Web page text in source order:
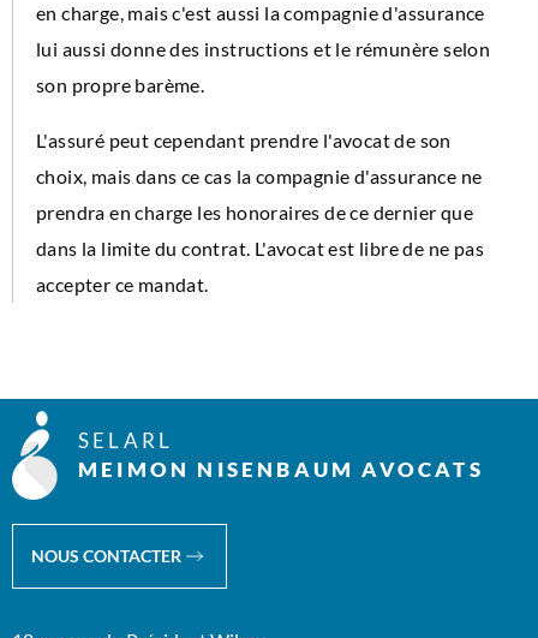
en charge, mais c'est aussi la compagnie d'assurance
lui aussi donne des instructions et le rémunère selon
son propre barème.
L'assuré peut cependant prendre l'avocat de son
choix, mais dans ce cas la compagnie d'assurance ne
prendra en charge les honoraires de ce dernier que
dans la limite du contrat. L'avocat est libre de ne pas
accepter ce mandat.
SELARL
MEIMON NISENBAUM AVOCATS
NOUS CONTACTER